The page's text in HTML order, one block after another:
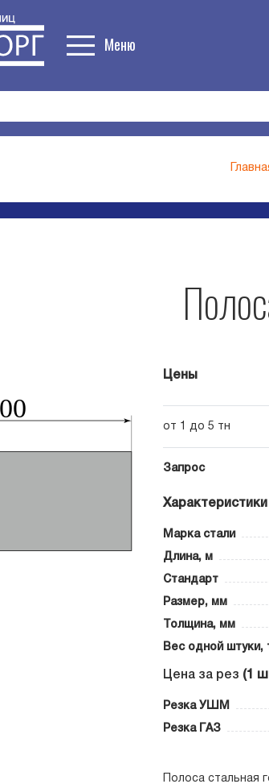
Меню
Цены
от 1 до 5 тн
Запрос
Характеристики
Марка стали
Длина, м
Стандарт
Размер, мм
Толщина, мм
Вес одной штуки,
Цена за рез (1
Резка УШМ
Резка ГАЗ
Полоса стальная